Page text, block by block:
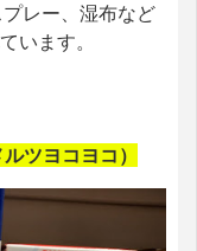
レー、湿布など
います。
ツヨコヨコ）